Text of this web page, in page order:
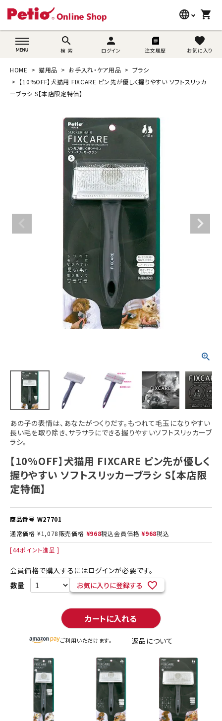
language
wovn-lang-name
shopping_cart
search
検 索
person
ログイン 注文履歴
favorite
お気に入り
search
猫用品
ブランド別に探す
目的別に探す
ACCOUNT MENU
person 新規会員登録
HOME 猫用品 お手入れ・ケア用品
ブラシ
【10%OFF】犬猫用 FIXCARE ピン先が優しく握りやすい ソフトスリッカ
ーブラシ S【本店限定特価】
あの子の表情は、あなたがつくりだす。もつれて毛玉になりやすい
長い毛を取り除き、サラサラにできる握りやすいソフトスリッカーブ
ラシ。
【10%OFF】犬猫用 FIXCARE ピン先が優しく
握りやすい ソフトスリッカーブラシ S【本店限
定特価】
商品番号 W27701
通常価格 ¥1,078 販売価格 ¥968税込会員価格 ¥968税込
[44ポイント進呈 ]
会員価格で購入するにはログインが必要です。
お気に入りに登録する
カートに入れる
ご利用いただけます。 返品について